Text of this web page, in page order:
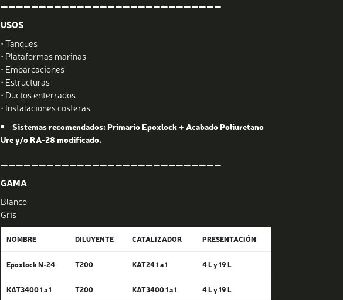
—————————————————————————————
USOS
• Tanques
• Plataformas marinas
• Embarcaciones
• Estructuras
• Ductos enterrados
• Instalaciones costeras
Sistemas recomendados: Primario Epoxlock + Acabado Poliuretano
Ure y/o RA-28 modificado.
—————————————————————————————
GAMA
Blanco
Gris
NOMBRE DILUYENTE CATALIZADOR PRESENTACIÓN
Epoxlock N-24 T200 KAT24 1 a 1 4 L y 19 L
KAT3400 1 a 1 T200 KAT3400 1 a 1 4 L y 19 L